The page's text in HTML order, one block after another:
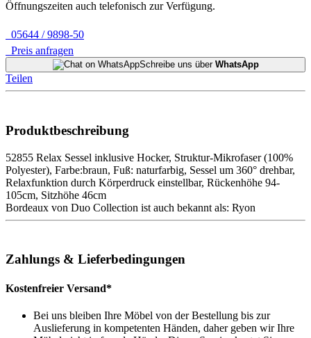
Öffnungszeiten auch telefonisch zur Verfügung.
05644 / 9898-50
Preis anfragen
Schreibe uns über WhatsApp
Teilen
Produktbeschreibung
52855 Relax Sessel inklusive Hocker, Struktur-Mikrofaser (100%
Polyester), Farbe:braun, Fuß: naturfarbig, Sessel um 360° drehbar,
Relaxfunktion durch Körperdruck einstellbar, Rückenhöhe 94-
105cm, Sitzhöhe 46cm
Bordeaux von Duo Collection ist auch bekannt als: Ryon
Zahlungs & Lieferbedingungen
Kostenfreier Versand*
Bei uns bleiben Ihre Möbel von der Bestellung bis zur
Auslieferung in kompetenten Händen, daher geben wir Ihre